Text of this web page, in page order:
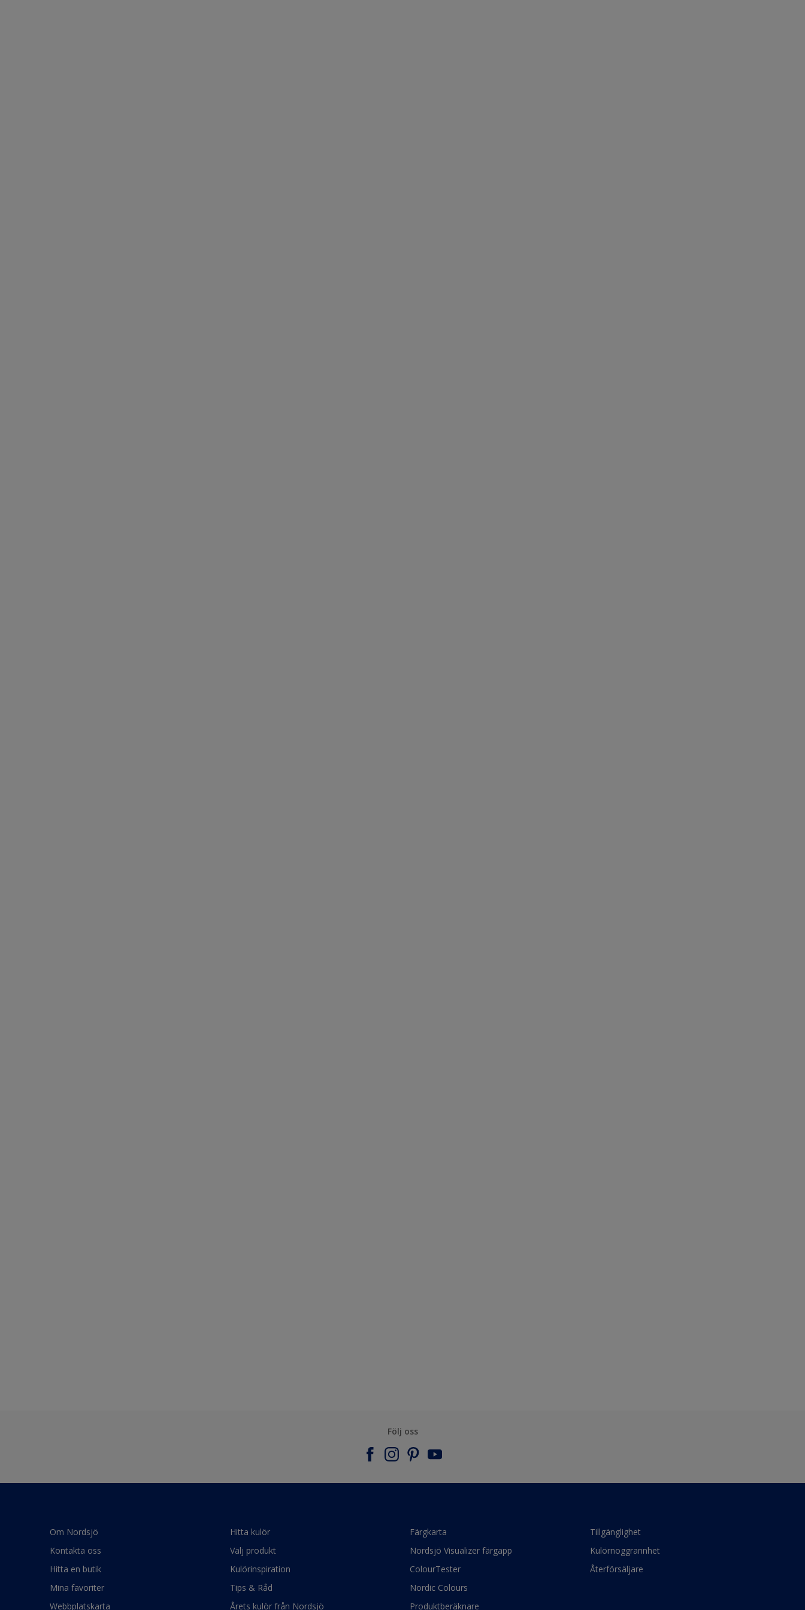
Följ oss
Om Nordsjö
Kontakta oss
Hitta en butik
Mina favoriter
Webbplatskarta
Hitta kulör
Välj produkt
Kulörinspiration
Tips & Råd
Årets kulör från Nordsjö
Färgkarta
Nordsjö Visualizer färgapp
ColourTester
Nordic Colours
Produktberäknare
Tillgänglighet
Kulörnoggrannhet
Återförsäljare